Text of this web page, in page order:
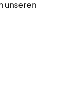
unseren